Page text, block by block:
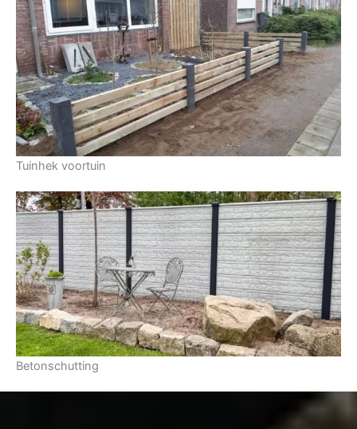
Tuinhek voortuin
Betonschutting